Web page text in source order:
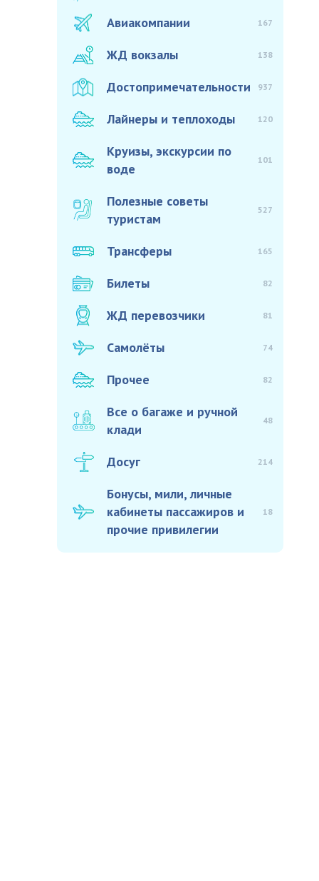
Авиакомпании 167
ЖД вокзалы 138
Достопримечательности 937
Лайнеры и теплоходы 120
Круизы, экскурсии по
воде
101
Полезные советы
туристам
527
Трансферы 165
Билеты 82
ЖД перевозчики 81
Самолёты 74
Прочее 82
Все о багаже и ручной
клади
48
Досуг 214
Бонусы, мили, личные
кабинеты пассажиров и
прочие привилегии
18